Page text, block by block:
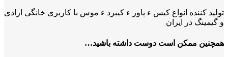
تولید کننده انواع کیس ء پاور ء کیبرد ء موس با کاربری خانگی ارادی
و گیمینگ در ایران
همچنین ممکن است دوست داشته باشید…